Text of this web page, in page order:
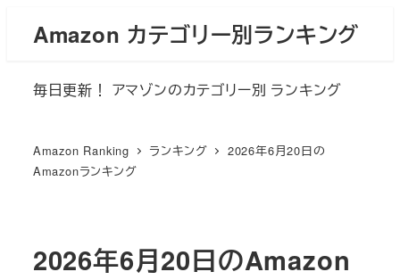
Amazon カテゴリー別ランキング
毎日更新！ アマゾンのカテゴリー別 ランキング
Amazon Ranking ランキング
2026年6月20日の
Amazonランキング
2026年6月20日のAmazon